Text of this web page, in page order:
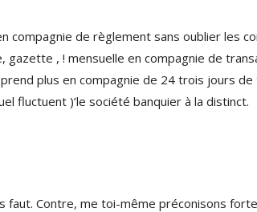
compagnie de règlement sans oublier les
, ! mensuelle en compagnie de
plus en compagnie de 24 trois jours
fluctuent )’le société banquier à la distinct.
faut. Contre, me toi-même préconisons